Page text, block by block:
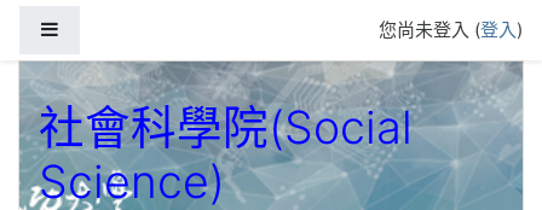
您尚未登入 (登入)
社會科學院(Social
Science)